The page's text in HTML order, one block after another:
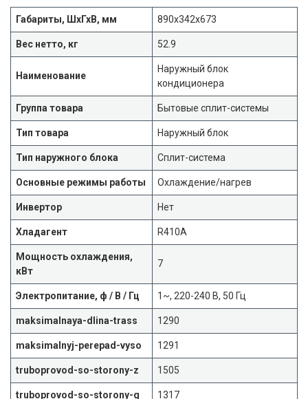
Габариты, ШхГхВ, мм 890x342x673
Вес нетто, кг 52.9
Наименование
Наружный блок
кондиционера
Группа товара Бытовые сплит-системы
Тип товара Наружный блок
Тип наружного блока Сплит-система
Основные режимы работы Охлаждение/нагрев
Инвертор Нет
Хладагент R410A
Мощность охлаждения,
кВт
7
Электропитание, ф / В / Гц 1~, 220-240 В, 50 Гц
maksimalnaya-dlina-trass 1290
maksimalnyj-perepad-vyso 1291
truboprovod-so-storony-z 1505
truboprovod-so-storony-g 1317